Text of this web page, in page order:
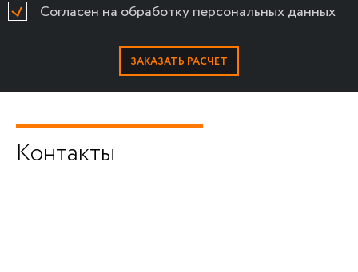
Согласен на обработку персональных данных
Контакты